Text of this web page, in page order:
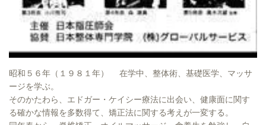
昭和５６年（１９８１年） 在学中、整体術、基礎医学、マッサ
ージを学ぶ。
そのかたわら、エドガー・ケイシー療法に出会い、健康面に関す
る確かな情報を多数得て、矯正法に関する考えが一変する。